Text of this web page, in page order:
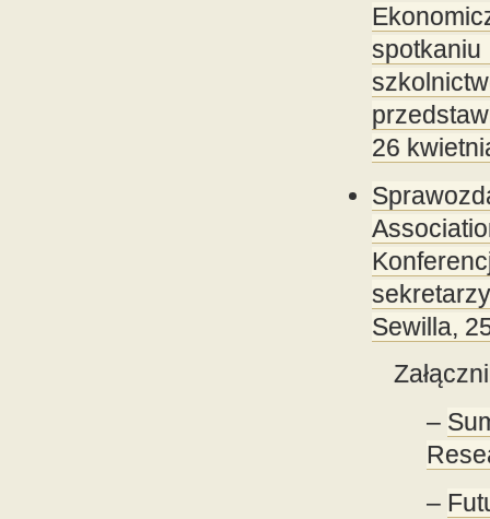
26
Sewilla,
–
–